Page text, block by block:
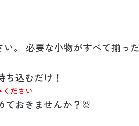
。 必要な小物がすべて揃った
込むだけ！
ださい
ておきませんか？🐰